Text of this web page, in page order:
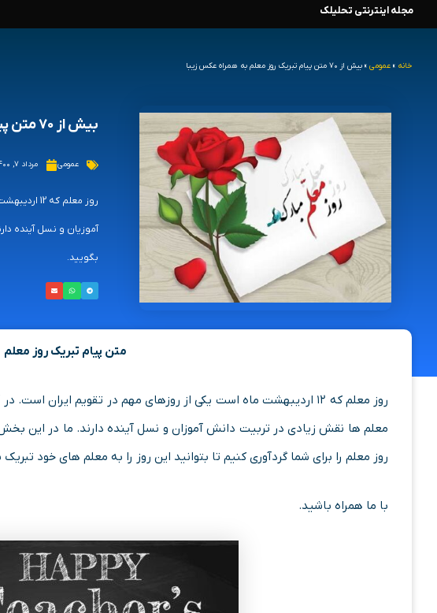
محتوا
مجله اینترنتی تحلیلک
خانه » عمومی » بیش از ۷۰ متن پیام تبریک روز معلم به همراه عکس زیبا
بیش از ۷۰ متن پیام تبریک روز معلم به همراه عکس زیبا
عمومی مرداد ۷, ۱۴۰۰
روز معلم
آموزیان و نسل آینده
بگویید.
متن پیام تبریک روز معلم
روز معلم که ۱۲ اردیبهشت ماه است یکی از روزهای مهم در تقویم
معلم ها نقش زیادی در تربیت دانش آموزان و نسل آینده دارند. ما در این
روز معلم را برای شما گردآوری کنیم تا بتوانید این روز را به معلم های خود تبریک
با ما همراه باشید.